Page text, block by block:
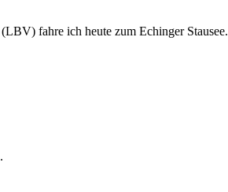
fahre ich heute zum Echinger Stausee.